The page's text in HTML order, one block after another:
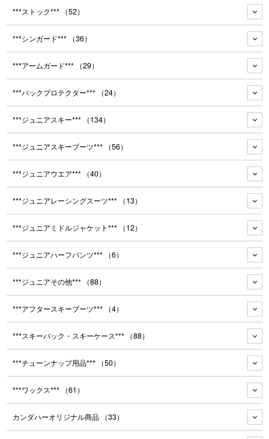
***ストック*** （52）
***シンガード*** （36）
***アームガード*** （29）
***バックプロテクター*** （24）
***ジュニアスキー*** （134）
***ジュニアスキーブーツ*** （56）
***ジュニアウエア*** （40）
***ジュニアレーシングスーツ*** （13）
***ジュニアミドルジャケット*** （12）
***ジュニアハーフパンツ*** （6）
***ジュニアその他*** （88）
***アフタースキーブーツ*** （4）
***スキーバック・スキーケース*** （88）
***チューンナップ用品*** （50）
***ワックス*** （61）
カンダハーオリジナル商品 （33）